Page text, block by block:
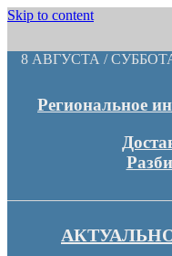
Skip to content
8 АВГУСТА /
Региональное